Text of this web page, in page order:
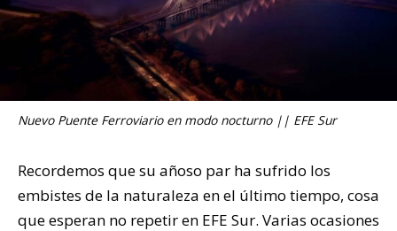
Nuevo Puente Ferroviario en modo nocturno || EFE Sur
Recordemos que su añoso par ha sufrido los
embistes de la naturaleza en el último tiempo, cosa
que esperan no repetir en EFE Sur. Varias ocasiones